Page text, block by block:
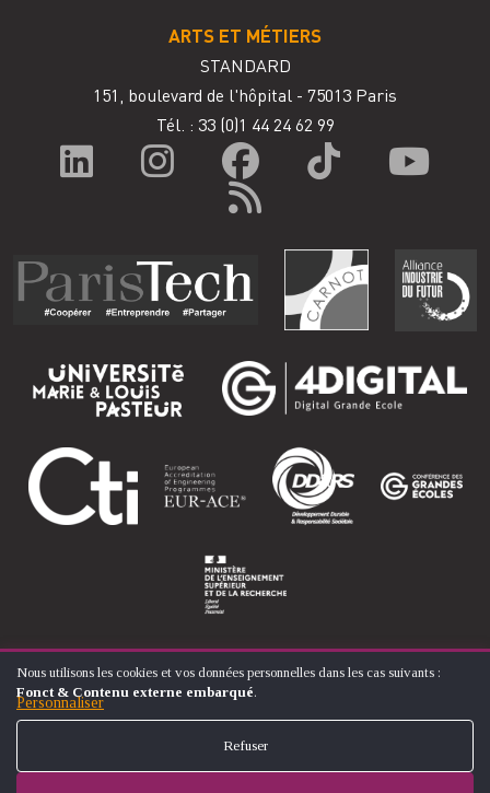
ARTS ET MÉTIERS
STANDARD
151, boulevard de l'hôpital - 75013 Paris
Tél. : 33 (0)1 44 24 62 99
© ÉCOLE NATIONALE SUPÉRIEURE D'ARTS ET MÉTIERS
MENTIONS LÉGALES
UTILISATION
DES
DONNÉES
DES
Nous utilisons les cookies et vos données personnelles dans les cas suivants :
Fonct & Contenu externe embarqué.
Personnaliser
Refuser